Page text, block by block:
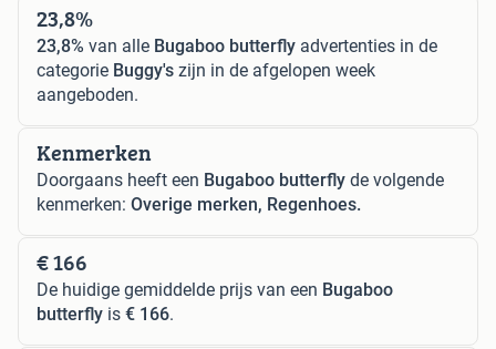
23,8%
23,8% van alle Bugaboo butterfly advertenties in de
categorie Buggy's zijn in de afgelopen week
aangeboden.
Kenmerken
Doorgaans heeft een Bugaboo butterfly de volgende
kenmerken: Overige merken, Regenhoes.
€ 166
De huidige gemiddelde prijs van een Bugaboo
butterfly is € 166.